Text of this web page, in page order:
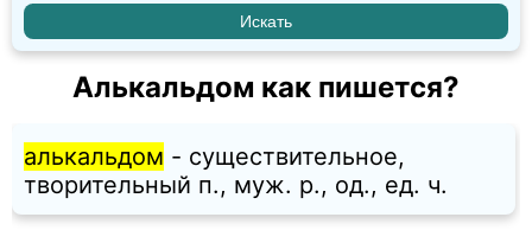
Алькальдом как пишется?
алькальдом - существительное,
творительный п., муж. p., од., ед. ч.